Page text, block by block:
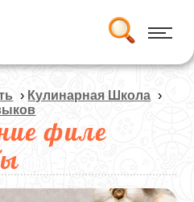
› Кулинарная Школа ›
филе